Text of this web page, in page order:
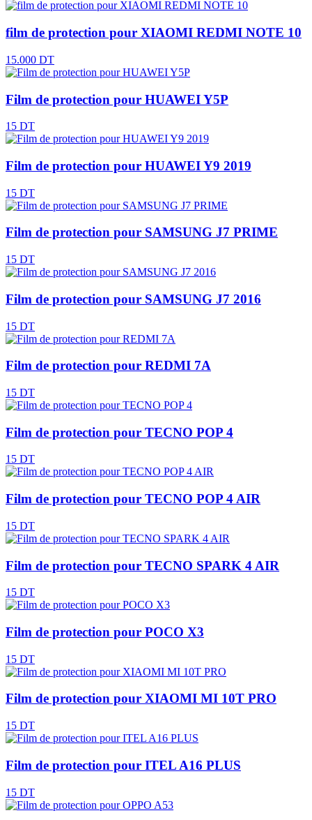
film de protection pour XIAOMI REDMI NOTE 10
15.000 DT
Film de protection pour HUAWEI Y5P
15 DT
Film de protection pour HUAWEI Y9 2019
15 DT
Film de protection pour SAMSUNG J7 PRIME
15 DT
Film de protection pour SAMSUNG J7 2016
15 DT
Film de protection pour REDMI 7A
15 DT
Film de protection pour TECNO POP 4
15 DT
Film de protection pour TECNO POP 4 AIR
15 DT
Film de protection pour TECNO SPARK 4 AIR
15 DT
Film de protection pour POCO X3
15 DT
Film de protection pour XIAOMI MI 10T PRO
15 DT
Film de protection pour ITEL A16 PLUS
15 DT